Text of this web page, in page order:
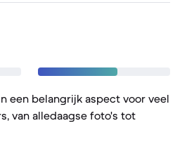
een belangrijk aspect voor veel
van alledaagse foto's tot